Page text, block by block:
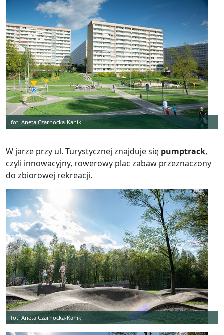
fot. Aneta Czarnocka-Kanik
W jarze przy ul. Turystycznej znajduje się pumptrack,
czyli innowacyjny, rowerowy plac zabaw przeznaczony
do zbiorowej rekreacji.
fot. Aneta Czarnocka-Kanik